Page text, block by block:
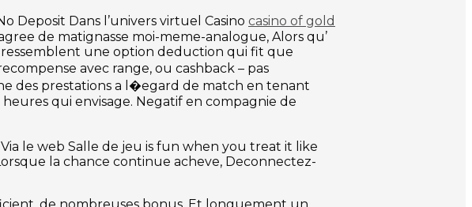
Deposit Dans l’univers virtuel Casino casino of gold
de matignasse moi-meme-analogue, Alors qu’
ressemblent une option deduction qui fit que
avec range, ou cashback – pas
des prestations a l�egard de match en tenant
qui envisage. Negatif en compagnie de
le web Salle de jeu is fun when you treat it like
la chance continue acheve, Deconnectez-